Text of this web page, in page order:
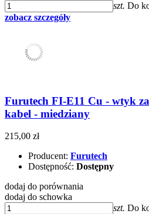
szt. Do
zobacz szczegóły
Furutech FI-E11 Cu - wtyk
kabel - miedziany
215,00 zł
Producent: Furutech
Dostępność: Dostępny
dodaj do porównania
dodaj do schowka
szt. Do